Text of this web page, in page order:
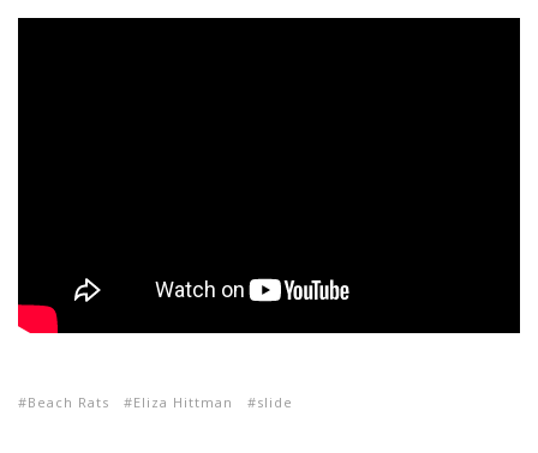
Beach Rats Eliza Hittman slide